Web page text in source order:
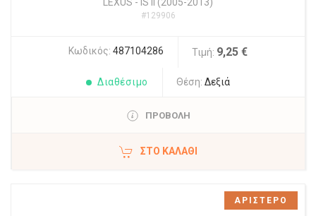
#129906
Κωδικός: 487104286 Τιμή: 9,25 €
Διαθέσιμο Θέση: Δεξιά
ΠΡΟΒΟΛΗ
ΣΤΟ ΚΑΛΆΘΙ
ΑΡΙΣΤΕΡΟ